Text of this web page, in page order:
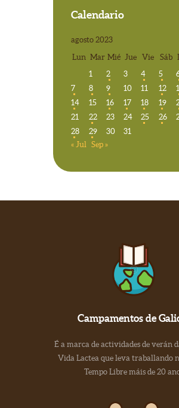
Calendario
agosto 2023
Lun Mar Mié Jue Vie Sáb
1
2 3 4 5
7
8 9 10 11 12
14
15 16 17 18 19
21
22 23 24 25 26
28
29 30
31
« Jul
Sep »
Campamentos de
É a marca de actividades de verán
Vida Lactea que leva traballando
Tempo Libre máis de 20